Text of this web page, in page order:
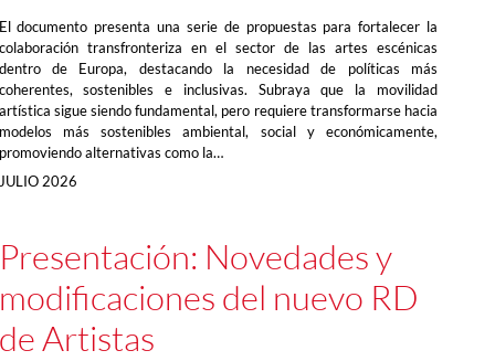
documento presenta una serie de propuestas para fortalecer la
transfronteriza en el sector de las artes escénicas
de Europa, destacando la necesidad de políticas más
sostenibles e inclusivas. Subraya que la movilidad
sigue siendo fundamental, pero requiere transformarse hacia
más sostenibles ambiental, social y económicamente,
alternativas como la…
2026
Novedades y
del nuevo RD
Artistas